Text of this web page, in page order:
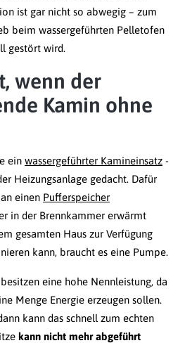
ist gar nicht so abwegig – zum
beim wassergeführten Pelletofen
gestört wird.
wenn der
Kamin ohne
ein wassergeführter Kamineinsatz -
Heizungsanlage gedacht. Dafür
einen Pufferspeicher
in der Brennkammer erwärmt
gesamten Haus zur Verfügung
kann, braucht es eine Pumpe.
eine hohe Nennleistung, da
Menge Energie erzeugen sollen.
kann das schnell zum echten
kann nicht mehr abgeführt